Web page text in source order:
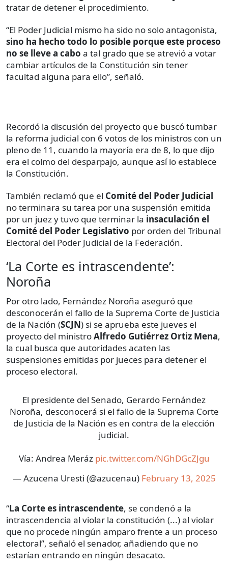
tratar de detener el procedimiento.
“El Poder Judicial mismo ha sido no solo antagonista,
sino ha hecho todo lo posible porque este proceso
no se lleve a cabo a tal grado que se atrevió a votar
cambiar artículos de la Constitución sin tener
facultad alguna para ello”, señaló.
Recordó la discusión del proyecto que buscó tumbar
la reforma judicial con 6 votos de los ministros con un
pleno de 11, cuando la mayoría era de 8, lo que dijo
era el colmo del desparpajo, aunque así lo establece
la Constitución.
También reclamó que el Comité del Poder Judicial
no terminara su tarea por una suspensión emitida
por un juez y tuvo que terminar la insaculación el
Comité del Poder Legislativo por orden del Tribunal
Electoral del Poder Judicial de la Federación.
‘La Corte es intrascendente’:
Noroña
Por otro lado, Fernández Noroña aseguró que
desconocerán el fallo de la Suprema Corte de Justicia
de la Nación (SCJN) si se aprueba este jueves el
proyecto del ministroAlfredo Gutiérrez Ortiz Mena,
la cual busca que autoridades acaten las
suspensiones emitidas por jueces para detener el
proceso electoral.
El presidente del Senado, Gerardo Fernández
Noroña, desconocerá si el fallo de la Suprema Corte
de Justicia de la Nación es en contra de la elección
judicial.
Vía: Andrea Meráz pic.twitter.com/NGhDGcZJgu
— Azucena Uresti (@azucenau) February 13, 2025
“La Corte es intrascendente, se condenó a la
intrascendencia al violar la constitución (...) al violar
que no procede ningún amparo frente a un proceso
electoral”, señaló el senador, añadiendo que no
estarían entrando en ningún desacato.